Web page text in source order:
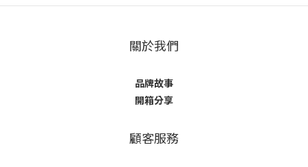
關於我們
品牌故事
開箱分享
顧客服務